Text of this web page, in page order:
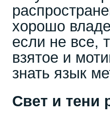
хорошо
если не все,
взятое и
знать язык
Свет и тени